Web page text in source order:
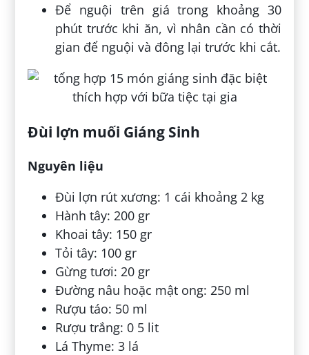
Để nguội trên giá trong khoảng 30
phút trước khi ăn, vì nhân cần có thời
gian để nguội và đông lại trước khi cắt.
Đùi lợn muối Giáng Sinh
Nguyên liệu
Đùi lợn rút xương: 1 cái khoảng 2 kg
Hành tây: 200 gr
Khoai tây: 150 gr
Tỏi tây: 100 gr
Gừng tươi: 20 gr
Đường nâu hoặc mật ong: 250 ml
Rượu táo: 50 ml
Rượu trắng: 0 5 lit
Lá Thyme: 3 lá